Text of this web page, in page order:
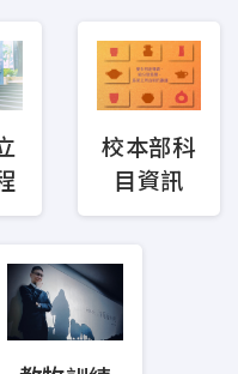
之間，每科所修
校本部科
目資訊